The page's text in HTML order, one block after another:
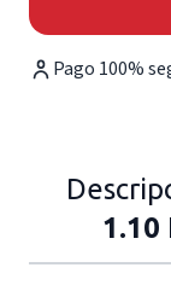
Pago 100%
1.10